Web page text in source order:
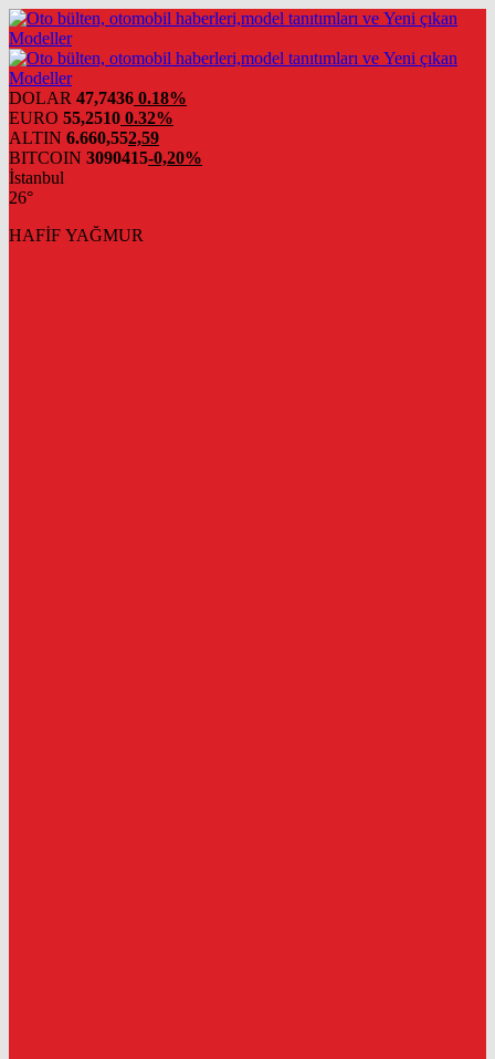
DOLAR 47,7436 0.18%
EURO 55,2510 0.32%
ALTIN 6.660,552,59
BITCOIN 3090415-0,20%
İstanbul
26°
HAFİF YAĞMUR